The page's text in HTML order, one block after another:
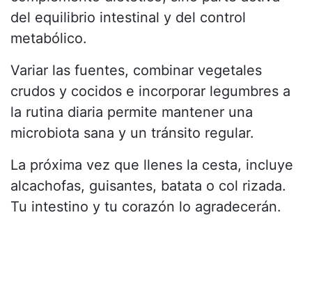
del equilibrio intestinal y del control
metabólico.
Variar las fuentes, combinar vegetales
crudos y cocidos e incorporar legumbres a
la rutina diaria permite mantener una
microbiota sana y un tránsito regular.
La próxima vez que llenes la cesta, incluye
alcachofas, guisantes, batata o col rizada.
Tu intestino y tu corazón lo agradecerán.